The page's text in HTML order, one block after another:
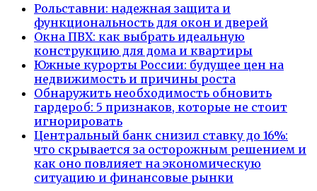
Рольставни: надежная защита и
функциональность для окон и дверей
Окна ПВХ: как выбрать идеальную
конструкцию для дома и квартиры
Южные курорты России: будущее цен на
недвижимость и причины роста
Обнаружить необходимость обновить
гардероб: 5 признаков, которые не стоит
игнорировать
Центральный банк снизил ставку до 16%:
что скрывается за осторожным решением и
как оно повлияет на экономическую
ситуацию и финансовые рынки